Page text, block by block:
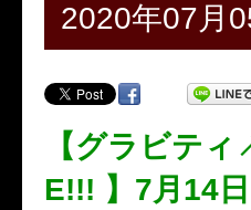
2020年07月
【グラビテ
E!!! 】7月14